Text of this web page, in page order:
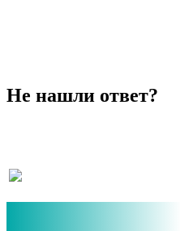
Не нашли ответ?